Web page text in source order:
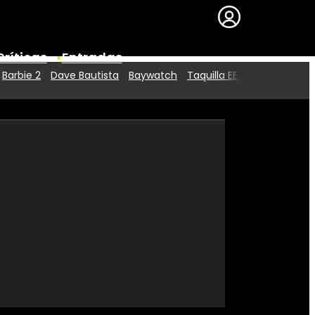
Entradas
Premios
Barbie 2 Dave Bautista Baywatch Taquilla EE.UU.